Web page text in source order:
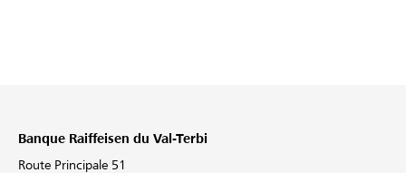
Banque Raiffeisen du Val-Terbi
Route Principale 51